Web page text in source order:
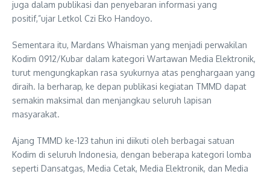
juga dalam publikasi dan penyebaran informasi yang
positif,”ujar Letkol Czi Eko Handoyo.
Sementara itu, Mardans Whaisman yang menjadi perwakilan
Kodim 0912/Kubar dalam kategori Wartawan Media Elektronik,
turut mengungkapkan rasa syukurnya atas penghargaan yang
diraih. Ia berharap, ke depan publikasi kegiatan TMMD dapat
semakin maksimal dan menjangkau seluruh lapisan
masyarakat.
Ajang TMMD ke-123 tahun ini diikuti oleh berbagai satuan
Kodim di seluruh Indonesia, dengan beberapa kategori lomba
seperti Dansatgas, Media Cetak, Media Elektronik, dan Media